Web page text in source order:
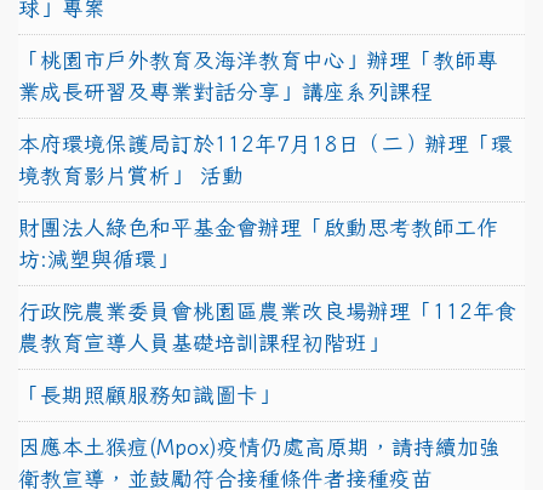
球」專案
「桃園市戶外教育及海洋教育中心」辦理「教師專
業成長研習及專業對話分享」講座系列課程
本府環境保護局訂於112年7月18日（二）辦理「環
境教育影片賞析」 活動
財團法人綠色和平基金會辦理「啟動思考教師工作
坊:減塑與循環」
行政院農業委員會桃園區農業改良場辦理「112年食
農教育宣導人員基礎培訓課程初階班」
「長期照顧服務知識圖卡」
因應本土猴痘(Mpox)疫情仍處高原期，請持續加強
衛教宣導，並鼓勵符合接種條件者接種疫苗